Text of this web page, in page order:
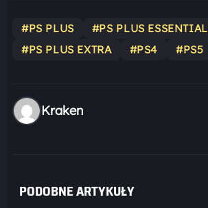
#PS PLUS
#PS PLUS ESSENTIAL
#PS PLUS EXTRA
#PS4 #PS5
Kraken
PODOBNE ARTYKUŁY